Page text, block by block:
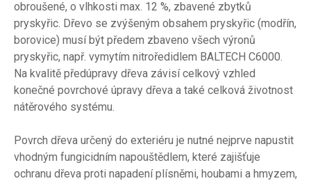
obroušené, o vlhkosti max. 12 %, zbavené zbytků
pryskyřic. Dřevo se zvýšeným obsahem pryskyřic (modřín,
borovice) musí být předem zbaveno všech výronů
pryskyřic, např. vymytím nitroředidlem BALTECH C6000.
Na kvalitě předúpravy dřeva závisí celkový vzhled
konečné povrchové úpravy dřeva a také celková životnost
nátěrového systému.
Povrch dřeva určený do exteriéru je nutné nejprve napustit
vhodným fungicidním napouštědlem, které zajišťuje
ochranu dřeva proti napadení plísněmi, houbami a hmyzem,